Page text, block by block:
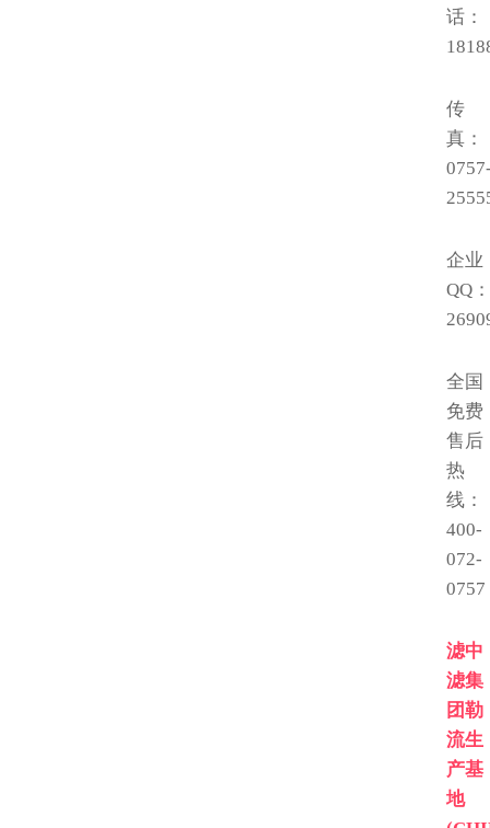
话：
传
真：
企业
QQ：
全国
免费
售后
热
线：
400-
072-
0757
滤中
滤集
团勒
流生
产基
地